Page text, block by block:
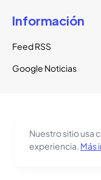
Información
Feed RSS
Google Noticias
Todos
El tema del sitio
Nuestro sitio usa
experiencia. Más